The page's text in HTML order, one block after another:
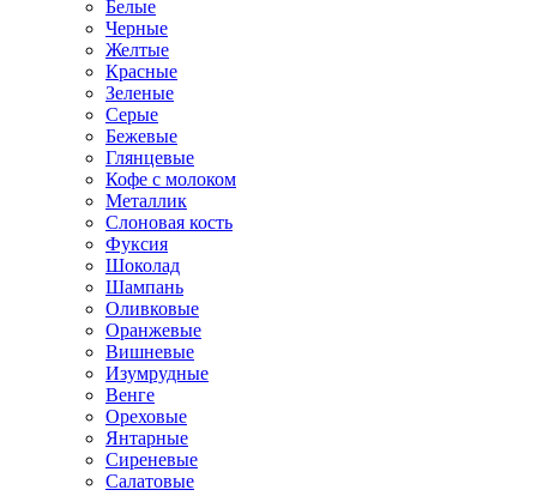
Белые
Черные
Желтые
Красные
Зеленые
Серые
Бежевые
Глянцевые
Кофе с молоком
Металлик
Слоновая кость
Фуксия
Шоколад
Шампань
Оливковые
Оранжевые
Вишневые
Изумрудные
Венге
Ореховые
Янтарные
Сиреневые
Салатовые